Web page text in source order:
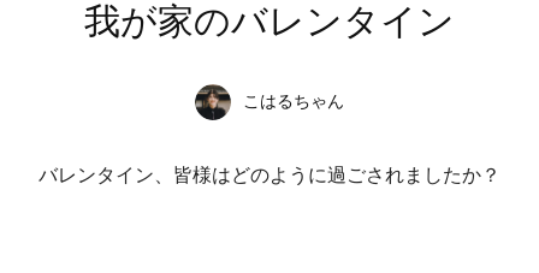
我が家のバレンタイン
こはるちゃん
バレンタイン、皆様はどのように過ごされましたか？